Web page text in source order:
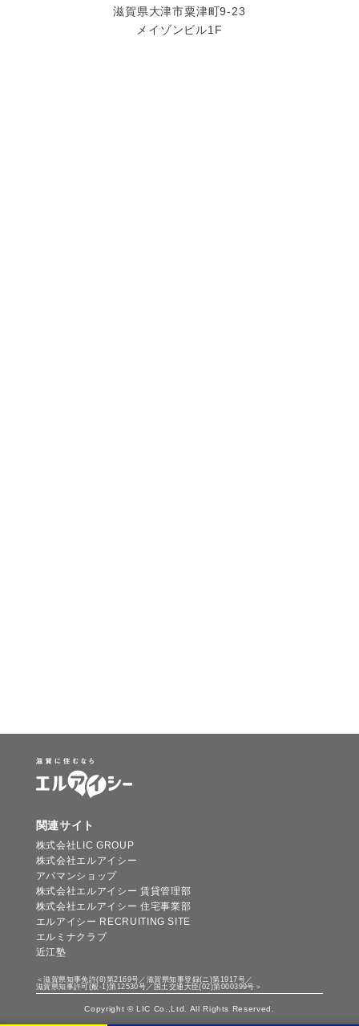
滋賀県大津市粟津町9-23
メイゾンビル1F
関連サイト
株式会社LIC GROUP
株式会社エルアイシー
アパマンショップ
株式会社エルアイシー 賃貸管理部
株式会社エルアイシー 住宅事業部
エルアイシー RECRUITING SITE
エルミナクラブ
近江塾
＜滋賀県知事免許(8)第2169号／滋賀県知事登録(ニ)第1917号／
滋賀県知事許可(般-1)第12530号／国土交通大臣(02)第000399号＞
Copyright © LIC Co.,Ltd. All Rights Reserved.